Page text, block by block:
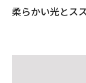
柔らかい光とス